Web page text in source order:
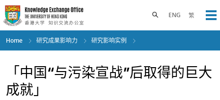
Skip
to
main
content
ENG 繁
Toggle search panel
Home 研究成果影响力 研究影响实例
「中国“与污染宣战”后取得的巨大
成就」